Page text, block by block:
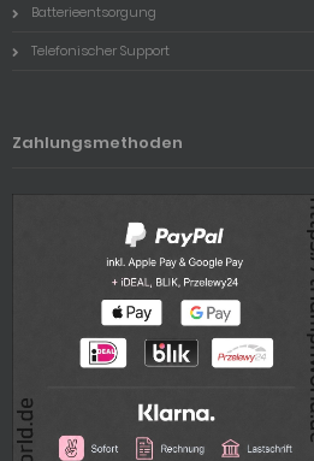
Batterieentsorgung
Telefonischer Support
Zahlungsmethoden